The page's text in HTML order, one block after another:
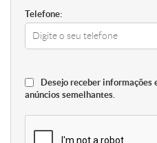
Telefone:
Desejo receber informações
anúncios semelhantes.